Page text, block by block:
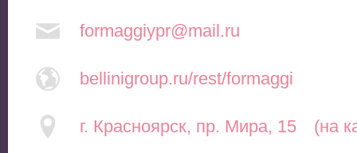
formaggiypr@mail.ru
bellinigroup.ru/rest/formaggi
г. Красноярск, пр. Мира, 15 (на